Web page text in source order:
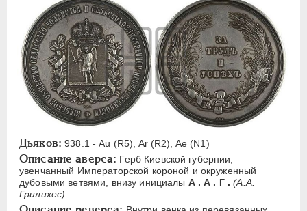
Дьяков: 938.1 - Au (R5), Ar (R2), Ae (N1)
Описание аверса: Герб Киевской губернии,
увенчанный Императорской короной и окруженный
дубовыми ветвями, внизу инициалы А . А . Г . (А.А.
Грилихес)
АЛЕКСАНДР II 1855-1881
АЛЕКСАНДР III 1881-1894
Латинская надпись
C E F H I J K
M
R S T V X Z
Русская надпись
А Б В Г Д Е З И
К
Л
М